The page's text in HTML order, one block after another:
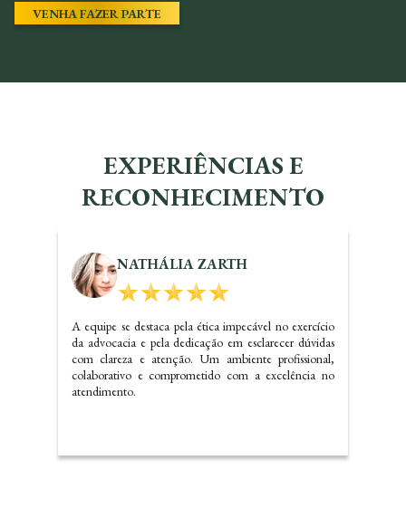
VENHA FAZER PARTE
EXPERIÊNCIAS E
RECONHECIMENTO
KALINE SANTOS
Dr. Carlos realizou um ótimo trabalho referente a
questões imobiliárias, com certeza irei indicar o
escritório e precisando voltarei a contatar os serviços do
mesmo.